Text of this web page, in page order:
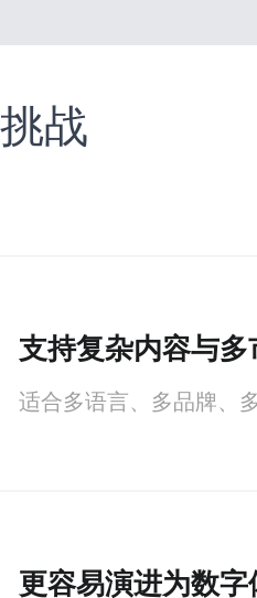
战
支持复杂内容与多
适合多语言、多品牌、
更容易演进为数字